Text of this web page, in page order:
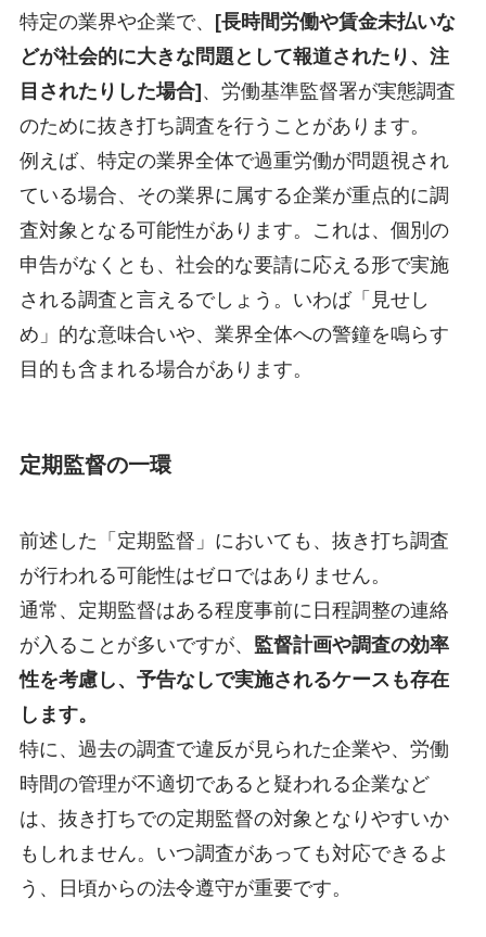
特定の業界や企業で、
[長時間労働や賃金未払いな
どが社会的に大きな問題として報道されたり、注
目されたりした場合] 、労働基準監督署が実態調査
のために抜き打ち調査を行うことがあります。
例えば、特定の業界全体で過重労働が問題視され
ている場合、その業界に属する企業が重点的に調
査対象となる可能性があります。これは、個別の
申告がなくとも、社会的な要請に応える形で実施
される調査と言えるでしょう。いわば「見せし
め」的な意味合いや、業界全体への警鐘を鳴らす
目的も含まれる場合があります。
定期監督の一環
前述した「定期監督」においても、抜き打ち調査
が行われる可能性はゼロではありません。
通常、定期監督はある程度事前に日程調整の連絡
が入ることが多いですが、 監督計画や調査の効率
性を考慮し、予告なしで実施されるケースも存在
します。
特に、過去の調査で違反が見られた企業や、労働
時間の管理が不適切であると疑われる企業など
は、抜き打ちでの定期監督の対象となりやすいか
もしれません。いつ調査があっても対応できるよ
う、日頃からの法令遵守が重要です。